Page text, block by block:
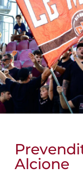
Alcione